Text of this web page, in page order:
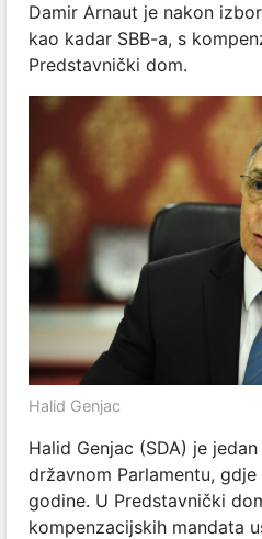
Damir Arnaut je nakon
kao kadar SBB-a, s
Predstavnički dom.
Halid Genjac
Halid Genjac (SDA) je
državnom Parlamentu, gdje
godine. U Predstavnički
kompenzacijskih mandata